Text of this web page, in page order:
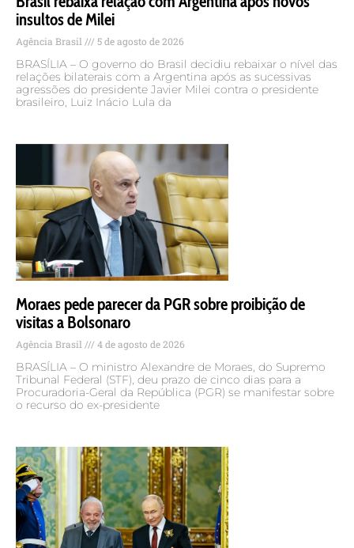
insultos de Milei
Agência Brasil 5 de agosto de 2026
BRASÍLIA – O governo do Brasil decidiu rebaixar o nível das
relações bilaterais com a Argentina após as sucessivas
agressões do presidente Javier Milei contra o presidente
brasileiro, Luiz Inácio Lula da
Moraes pede parecer da PGR sobre proibição de
visitas a Bolsonaro
Agência Brasil 4 de agosto de 2026
BRASÍLIA – O ministro Alexandre de Moraes, do Supremo
Tribunal Federal (STF), deu prazo de cinco dias para a
Procuradoria-Geral da República (PGR) se manifestar sobre
o recurso do ex-presidente